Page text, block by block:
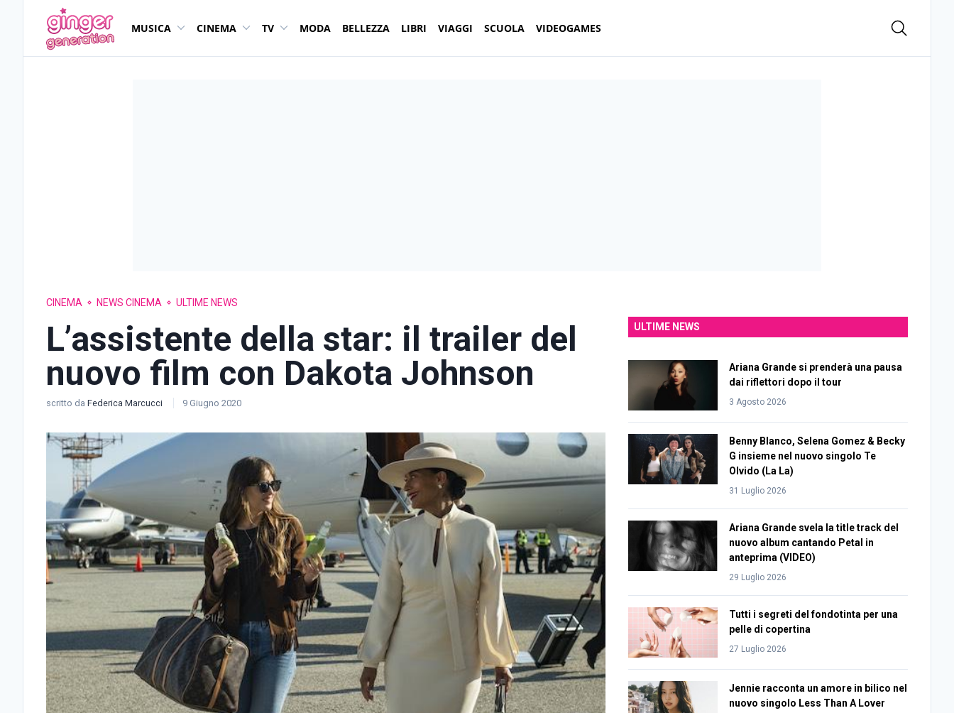
MUSICA CINEMA TV MODA BELLEZZA LIBRI VIAGGI SCUOLA VIDEOGAMES
CINEMA NEWS CINEMA ULTIME NEWS
L’assistente della star: il trailer del
nuovo film con Dakota Johnson
scritto da Federica Marcucci 9 Giugno 2020
ULTIME NEWS
Ariana Grande si prenderà una pausa
dai riflettori dopo il tour
3 Agosto 2026
Benny Blanco, Selena Gomez & Becky
G insieme nel nuovo singolo Te
Olvido (La La)
31 Luglio 2026
Ariana Grande svela la title track del
nuovo album cantando Petal in
anteprima (VIDEO)
29 Luglio 2026
Tutti i segreti del fondotinta per una
pelle di copertina
27 Luglio 2026
Jennie racconta un amore in bilico nel
nuovo singolo Less Than A Lover